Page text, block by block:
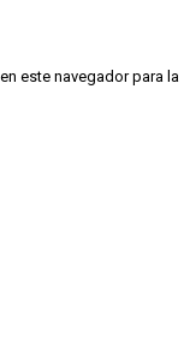
este navegador para la